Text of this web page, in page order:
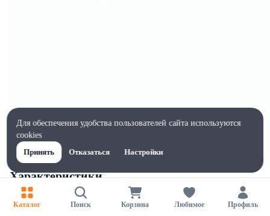
Характеристики
Ширина, мм
800
Каталог Поиск Корзина Любимое Профиль
Для обеспечения удобства пользователей сайта используются
cookies
Принять
Отказаться Настройки